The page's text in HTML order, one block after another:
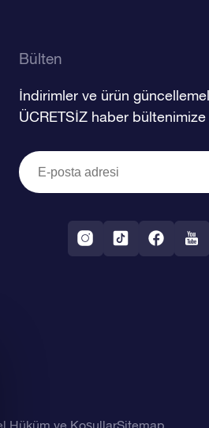
Bülten
İndirimler ve ürün
ÜCRETSİZ haber
Hüküm ve KoşullarSitemap